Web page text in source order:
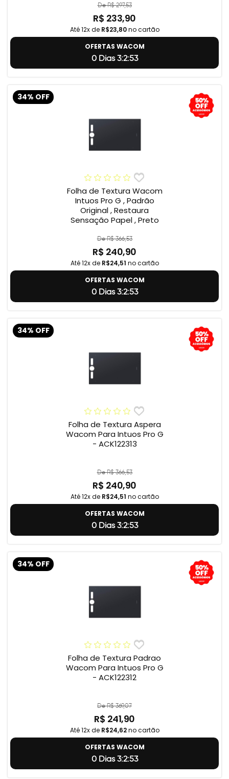
De R$ 297,53
R$ 233,90
Até 12x de R$23,80no cartão
OFERTAS WACOM
0 Dias 3:2:52
34% OFF
Folha de Textura Wacom
Intuos Pro G , Padrão
Original , Restaura
Sensação Papel , Preto
De R$ 366,53
R$ 240,90
Até 12x de R$24,51 no cartão
OFERTAS WACOM
0 Dias 3:2:52
34% OFF
Folha de Textura Aspera
Wacom Para Intuos Pro G
- ACK122313
De R$ 366,53
R$ 240,90
Até 12x de R$24,51 no cartão
OFERTAS WACOM
0 Dias 3:2:52
34% OFF
Folha de Textura Padrao
Wacom Para Intuos Pro G
- ACK122312
De R$ 369,07
R$ 241,90
Até 12x de R$24,62no cartão
OFERTAS WACOM
0 Dias 3:2:52